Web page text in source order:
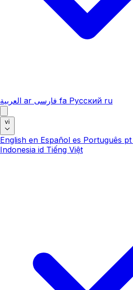
العربية ar فارسی fa Русский ru
vi
English en Español es Português pt
Indonesia id Tiếng Việt